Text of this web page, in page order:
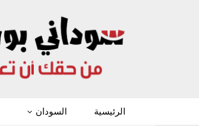
الرئيسية السودان